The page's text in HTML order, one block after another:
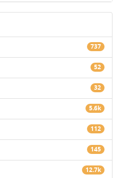
737
52
32
5.6k
112
145
12.7k